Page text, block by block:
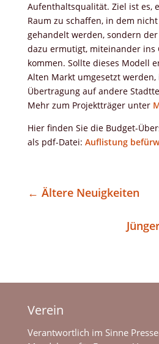
Aufenthaltsqualität. Ziel ist es,
Raum zu schaffen, in dem
gehandelt werden, sondern
dazu ermutigt, miteinander ins
kommen. Sollte dieses Modell
Alten Markt umgesetzt
Übertragung auf andere
Mehr zum Projektträger unter
Hier finden Sie die Budget-
als pdf-Datei: Auflistung
← Ältere Neuigkeiten
Verein
Verantwortlich im Sinne